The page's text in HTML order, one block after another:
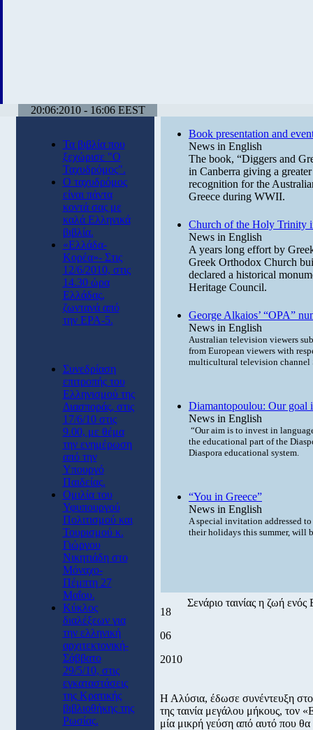
20:06:2010 - 16:06 EEST
Τα βιβλία που
ξεχώρισε "Ο
Ταχυδρόμος".
Ο ταχυδρόμος
είναι πάντα
κοντά σας με
καλά Ελληνικά
βιβλία.
«Ελλάδα-
Κορέα»- Στις
12/6/2010, στις
14.30 ώρα
Ελλάδας,
ζωντανά από
την ΕΡΑ-5.
Συνεδρίαση
επιτροπής του
Ελληνισμού της
Διασποράς, στις
17/6/10 στις
9.00, με θέμα
την ενημέρωση
από την
Υπουργό
Παιδείας.
Ομιλία του
Υφυπουργού
Πολιτισμού και
Τουρισμού κ.
Γιώργου
Νικητιάδη στο
Μόναχο-
Πέμπτη 27
Μαΐου.
Κύκλος
διαλέξεων για
την ελληνική
αρχιτεκτονική-
Σάββατο
29/5/10, στις
εγκαταστάσεις
της Κρατικής
βιβλιοθήκης της
Ρωσίας.
Book presentation and
News in English
The book, “Diggers and
in Canberra giving a
recognition for the
Greece during WWII.
Church of the Holy Trinity
News in English
A years long effort by
Greek Orthodox Church
declared a historical
Heritage Council.
George Alkaios’ “OPA”
News in English
Australian television viewers
from European viewers with
multicultural television channel
Diamantopoulou: Our goal
News in English
“Our aim is to invest in
the educational part of the
Diaspora educational system.
“You in Greece”
News in English
A special invitation addressed
their holidays this summer, will
18
06
2010
Σενάριο ταινίας η ζωή
Η Αλύσια, έδωσε συνέντευξη
της ταινία μεγάλου μήκους, τον
μία μικρή γεύση από αυτό που θα